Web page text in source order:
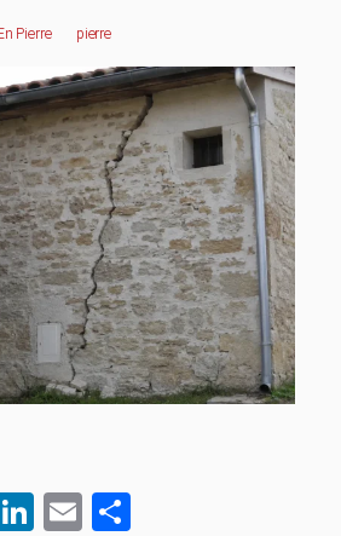
Pierre Pierre
LinkedIn
Email